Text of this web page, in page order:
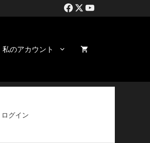
私のアカウント
ログイン